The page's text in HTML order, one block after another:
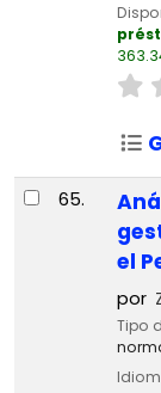
65.
el
por
Tipo